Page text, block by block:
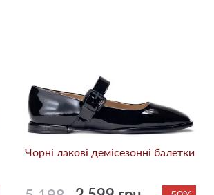
Чорні лакові демісезонні балетки